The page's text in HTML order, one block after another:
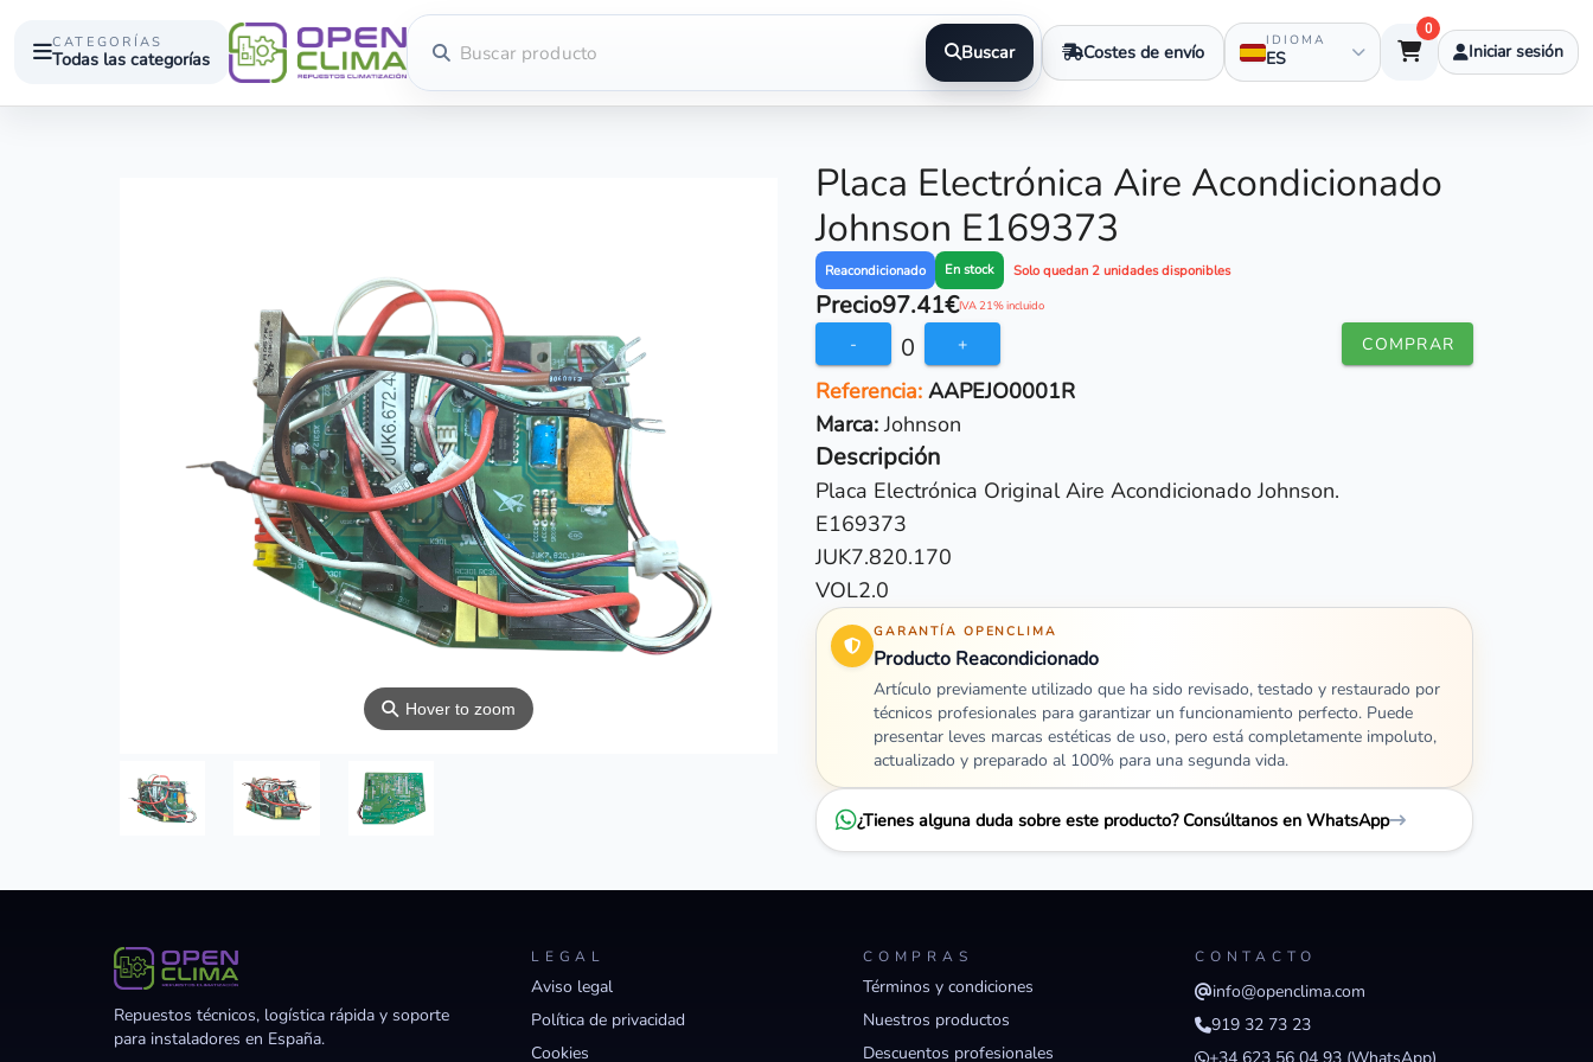
CATEGORÍAS
Todas las categorías Buscar Costes de envío IDIOMA
ES
0
Iniciar sesión
⚲ Hover to zoom
Placa Electrónica Aire Acondicionado
Johnson E169373
Reacondicionado En stock Solo quedan 2 unidades disponibles
Precio97.41€IVA 21% incluido
- 0 + COMPRAR
Referencia:AAPEJO0001R
Marca:Johnson
Descripción
Placa Electrónica Original Aire Acondicionado Johnson.
E169373
JUK7.820.170
VOL2.0
GARANTÍA OPENCLIMA
Producto Reacondicionado
Artículo previamente utilizado que ha sido revisado, testado y restaurado por
técnicos profesionales para garantizar un funcionamiento perfecto. Puede
presentar leves marcas estéticas de uso, pero está completamente impoluto,
actualizado y preparado al 100% para una segunda vida.
¿Tienes alguna duda sobre este producto? Consúltanos en WhatsApp
Repuestos técnicos, logística rápida y soporte
para instaladores en España.
LEGAL
Aviso legal
Política de privacidad
Cookies
COMPRAS
Términos y condiciones
Nuestros productos
Descuentos profesionales
CONTACTO
info@openclima.com
919 32 73 23